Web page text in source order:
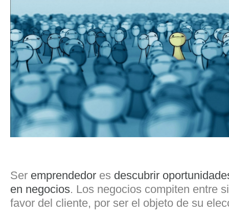
Ser emprendedor es descubrir
en negocios. Los negocios compiten entre
favor del cliente, por ser el objeto de su